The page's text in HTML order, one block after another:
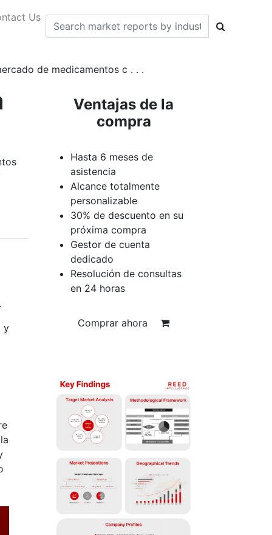
Us
de medicamentos c . . .
y
Ventajas de la
compra
Hasta 6 meses de
asistencia
Alcance totalmente
personalizable
30% de descuento en su
próxima compra
Gestor de cuenta
dedicado
Resolución de consultas
en 24 horas
Comprar ahora